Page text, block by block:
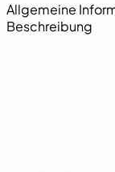
Allgemeine
Beschreibung